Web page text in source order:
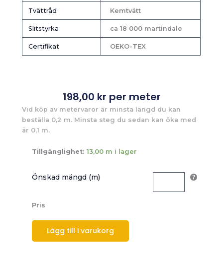
Tvättråd Kemtvätt
Slitstyrka ca 18 000 martindale
Certifikat OEKO-TEX
198,00 kr per meter
Vid köp av metervaror är minsta längd du kan
beställa 0,2 m. Minsta steg du sedan kan öka med
är 0,1 m.
Tillgänglighet: 13,00 m i lager
Önskad mängd (m)
Pris
Lägg till i varukorg